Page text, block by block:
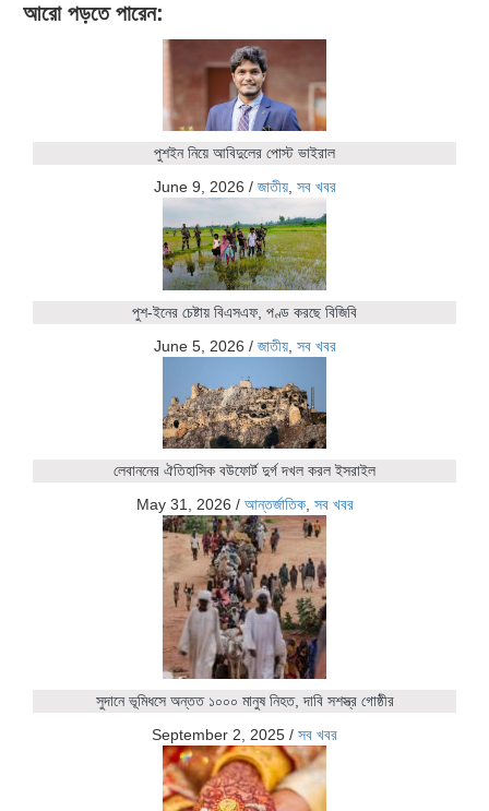
আরো পড়তে পারেন:
পুশইন নিয়ে আবিদুলের পোস্ট ভাইরাল
June 9, 2026 / জাতীয়, সব খবর
পুশ-ইনের চেষ্টায় বিএসএফ, পণ্ড করছে বিজিবি
June 5, 2026 / জাতীয়, সব খবর
লেবাননের ঐতিহাসিক বউফোর্ট দুর্গ দখল করল ইসরাইল
May 31, 2026 / আন্তর্জাতিক, সব খবর
সুদানে ভূমিধসে অন্তত ১০০০ মানুষ নিহত, দাবি সশস্ত্র গোষ্ঠীর
September 2, 2025 / সব খবর